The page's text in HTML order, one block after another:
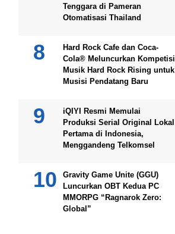
Tenggara di Pameran
Otomatisasi Thailand
Hard Rock Cafe dan Coca-
Cola® Meluncurkan Kompetisi
Musik Hard Rock Rising untuk
Musisi Pendatang Baru
iQIYI Resmi Memulai
Produksi Serial Original Lokal
Pertama di Indonesia,
Menggandeng Telkomsel
Gravity Game Unite (GGU)
Luncurkan OBT Kedua PC
MMORPG “Ragnarok Zero:
Global”